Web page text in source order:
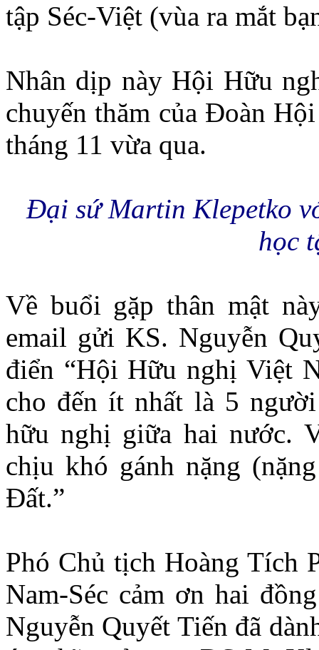
tập Séc-Việt (vùa ra mắt
Nhân dịp này Hội Hữu
chuyến thăm của Đoàn
tháng 11 vừa qua.
Đại sứ Martin Klepetko
học
Về buổi gặp thân mật
email gửi KS. Nguyễn
điển “Hội Hữu nghị Việt
cho đến ít nhất là 5
hữu nghị giữa hai nước.
chịu khó gánh nặng
Đất.”
Phó Chủ tịch Hoàng Tích
Nam-Séc cảm ơn hai
Nguyễn Quyết Tiến đã